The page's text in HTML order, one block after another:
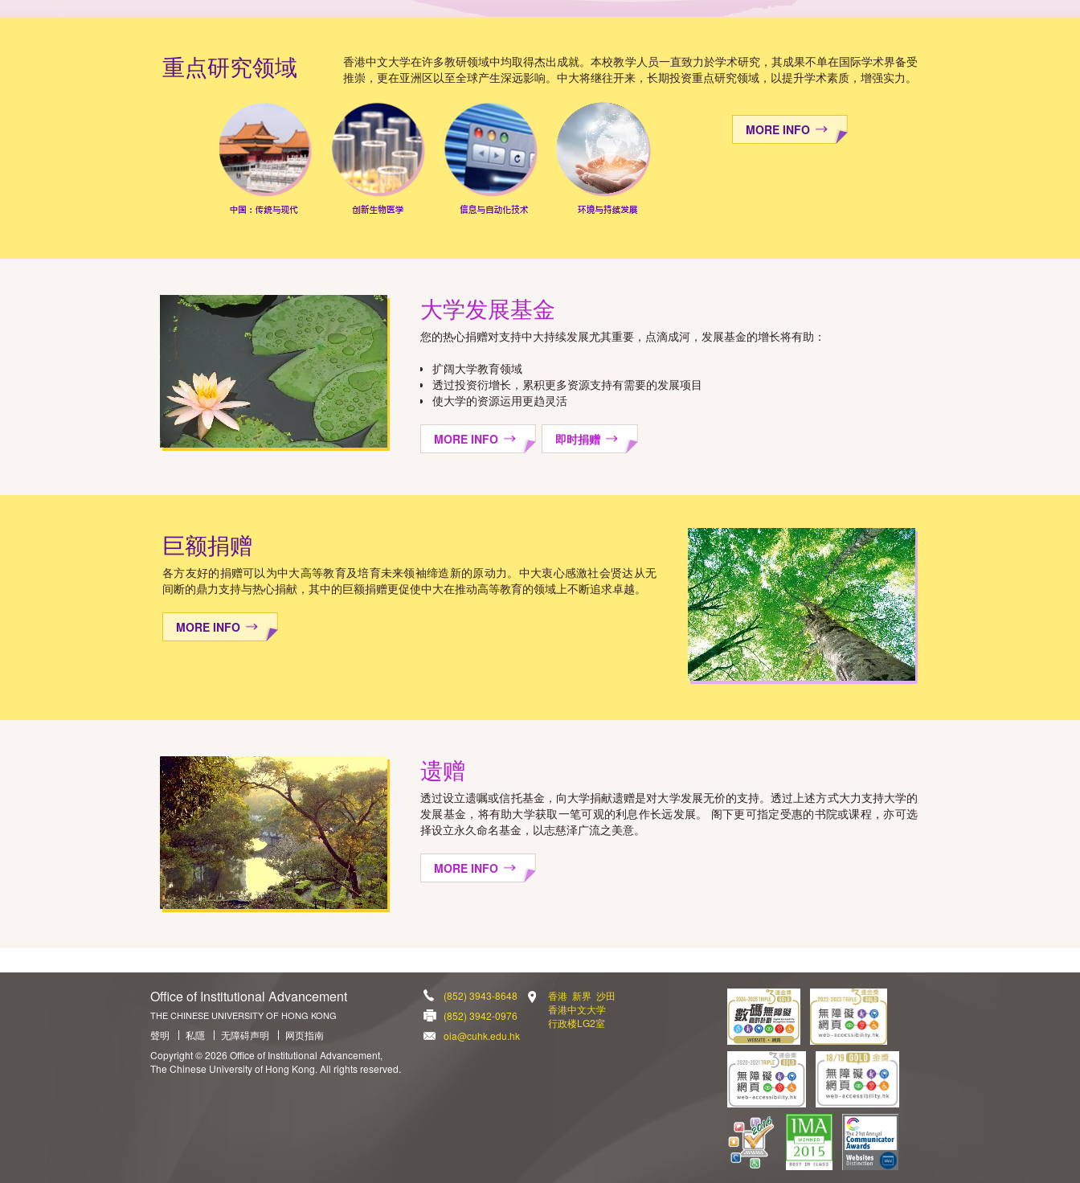
重点研究领域
香港中文大学在许多教研领域中均取得杰出成就。本校教学人员一直致力於学术研究，其成果不单在国际学术界备受
推崇，更在亚洲区以至全球产生深远影响。中大将继往开来，长期投资重点研究领域，以提升学术素质，增强实力。
MORE INFO
大学发展基金
您的热心捐赠对支持中大持续发展尤其重要，点滴成河，发展基金的增长将有助：
扩阔大学教育领域
透过投资衍增长，累积更多资源支持有需要的发展项目
使大学的资源运用更趋灵活
MORE INFO 即时捐赠
巨额捐赠
各方友好的捐赠可以为中大高等教育及培育未来领袖缔造新的原动力。中大衷心感激社会贤达从无
间断的鼎力支持与热心捐献，其中的巨额捐赠更促使中大在推动高等教育的领域上不断追求卓越。
MORE INFO
遗赠
透过设立遗嘱或信托基金，向大学捐献遗赠是对大学发展无价的支持。透过上述方式大力支持大学的
发展基金，将有助大学获取一笔可观的利息作长远发展。 阁下更可指定受惠的书院或课程，亦可选
择设立永久命名基金，以志慈泽广流之美意。
MORE INFO
(852) 3943-8648
(852) 3942-0976
oia@cuhk.edu.hk
香港 新界 沙田
香港中文大学
行政楼LG2室
Office of Institutional Advancement
THE CHINESE UNIVERSITY OF HONG KONG
聲明 私隱 无障碍声明
网页指南
Copyright © 2026 Office of Institutional Advancement,
The Chinese University of Hong Kong. All rights reserved.